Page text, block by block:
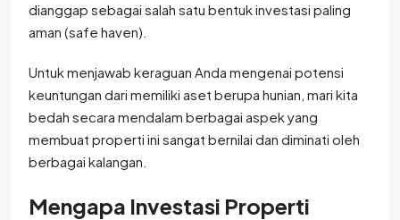
dianggap sebagai salah satu bentuk investasi paling
aman (safe haven).
Untuk menjawab keraguan Anda mengenai potensi
keuntungan dari memiliki aset berupa hunian, mari kita
bedah secara mendalam berbagai aspek yang
membuat properti ini sangat bernilai dan diminati oleh
berbagai kalangan.
Mengapa Investasi Properti